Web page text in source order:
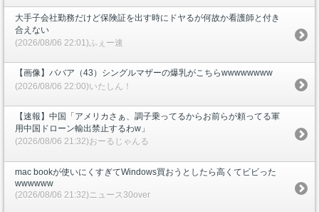
大手子会社勤務だけど保険証を出す時にドヤるが何故か看護師と付き
合えない
(2026/08/06 22:01)ふぇー速
【画像】ババア（43）シングルマザーの爆乳がこちらwwwwwwww
(2026/08/06 22:00)いたしん！
【速報】中国「アメリカさぁ、調子乗ってるからお前らが頼ってる軍
用中国ドローン輸出禁止するわw」
(2026/08/06 21:32)おーるじゃんる
mac bookが使いにくすぎてWindows買おうとしたら高くてビビった
wwwwww
(2026/08/06 21:32)ニュース30over